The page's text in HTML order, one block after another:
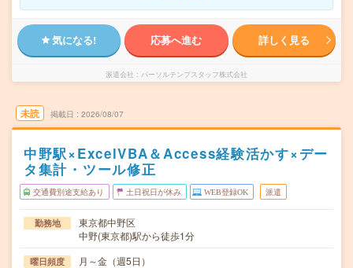
気になる! 応募へ進む 詳しく見る
派遣会社 パーソルテンプスタッフ株式会社
未読 掲載日 2026/08/07
中野駅×ExcelVBA＆Access経験活かす×デー
タ集計・ツール修正
交通費別途支給あり 土日祝日が休み WEB登録OK 派遣
勤務地
東京都中野区
中野(東京都)駅から徒歩1分
曜日頻度 月～金（週5日）